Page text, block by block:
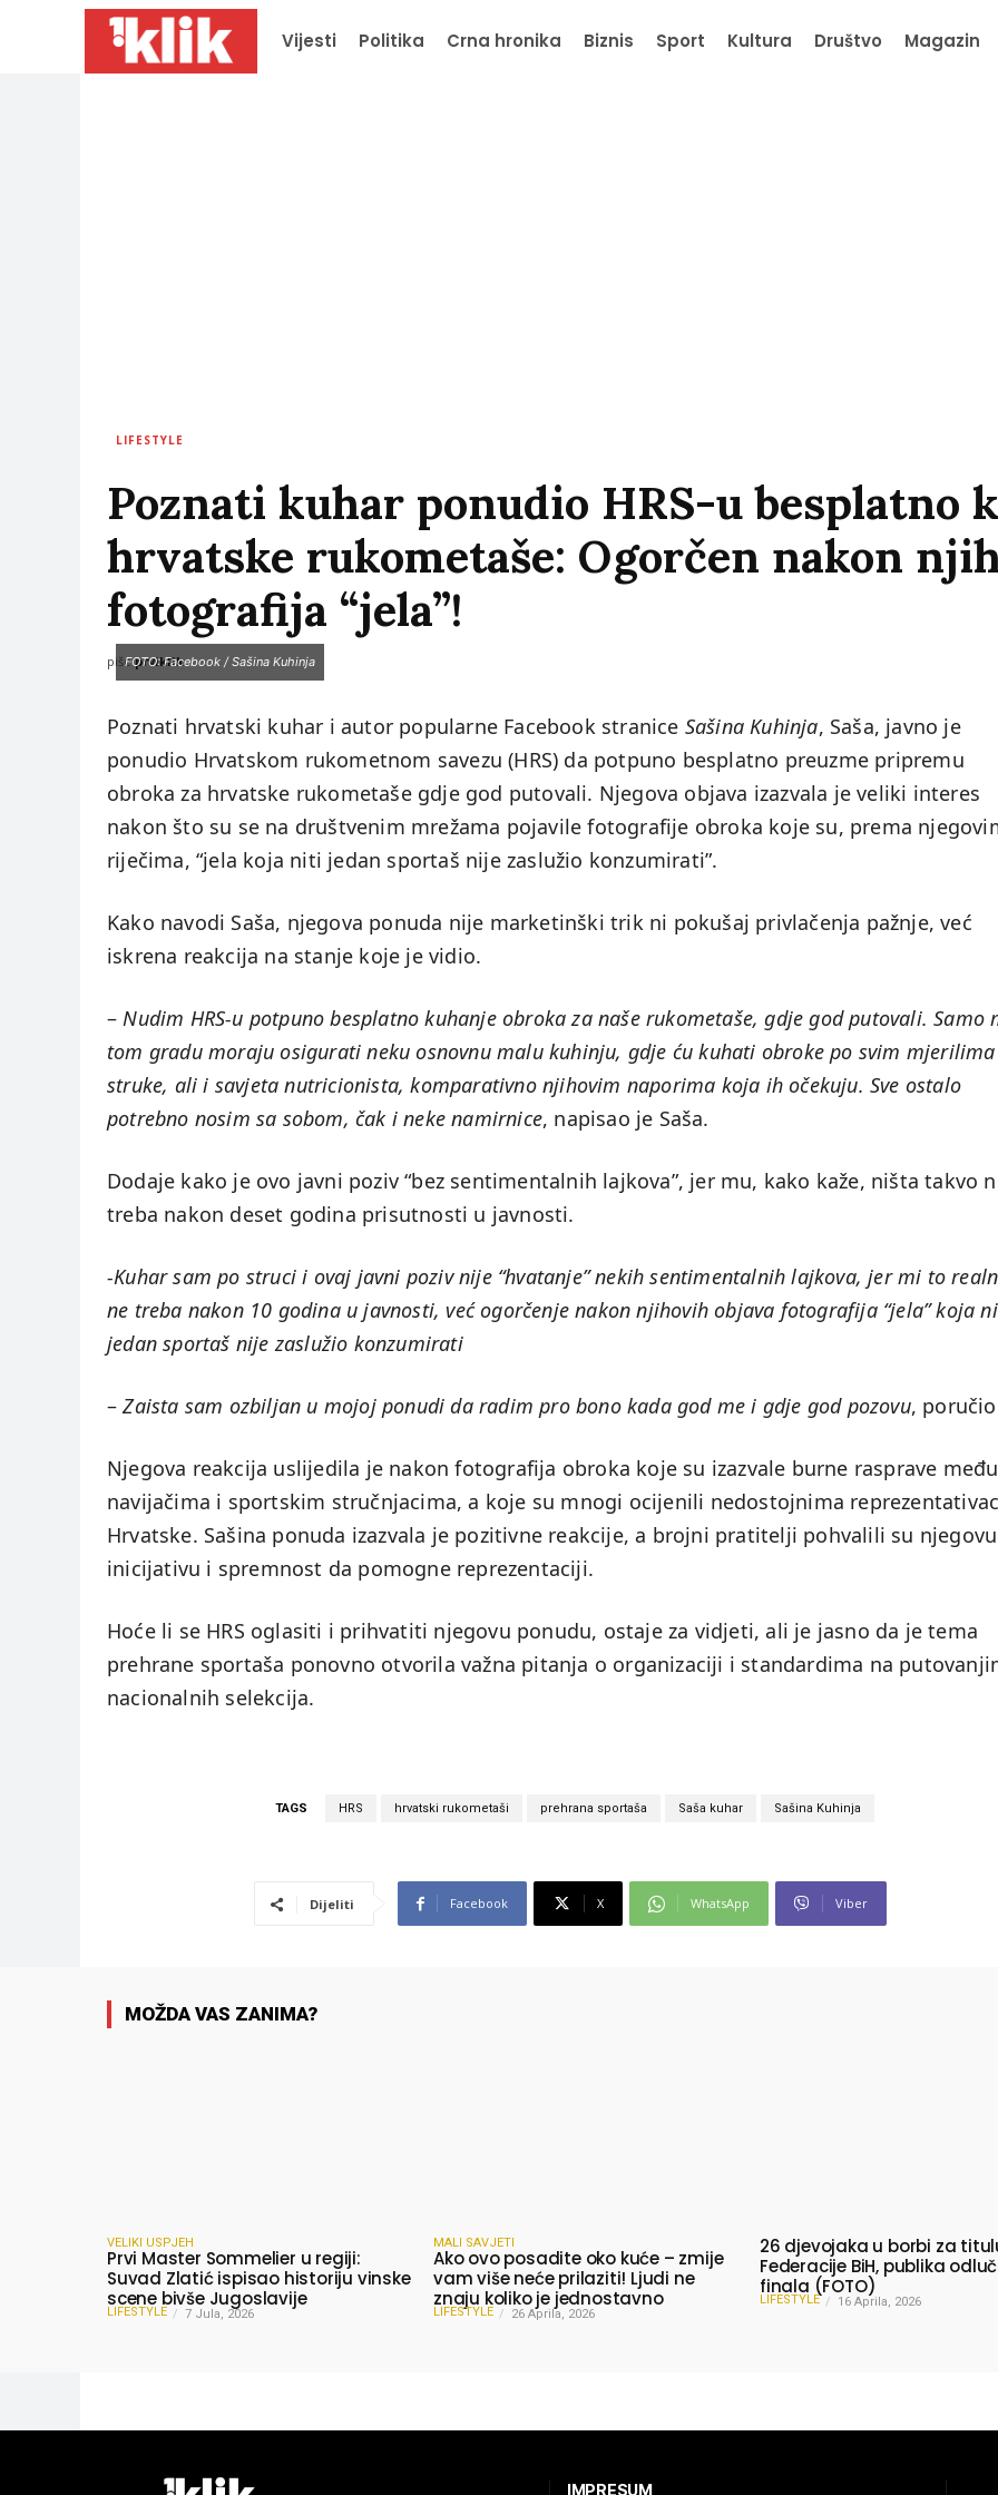
Vijesti Politika Crna hronika Biznis Sport Kultura Društvo Magazin
LIFESTYLE
Poznati kuhar ponudio HRS-u besplatno
hrvatske rukometaše: Ogorčen nakon
fotografija “jela”!
piše:prviklik
FOTO: Facebook / Sašina Kuhinja
Poznati hrvatski kuhar i autor popularne Facebook stranice Sašina Kuhinja, Saša, javno je
ponudio Hrvatskom rukometnom savezu (HRS) da potpuno besplatno preuzme pripremu
obroka za hrvatske rukometaše gdje god putovali. Njegova objava izazvala je veliki interes
nakon što su se na društvenim mrežama pojavile fotografije obroka koje su, prema
riječima, “jela koja niti jedan sportaš nije zaslužio konzumirati”.
Kako navodi Saša, njegova ponuda nije marketinški trik ni pokušaj privlačenja pažnje, već
iskrena reakcija na stanje koje je vidio.
–Nudim HRS-u potpuno besplatno kuhanje obroka za naše rukometaše, gdje god putovali. Samo
tom gradu moraju osigurati neku osnovnu malu kuhinju, gdje ću kuhati obroke po svim mjerilima
struke, ali i savjeta nutricionista, komparativno njihovim naporima koja ih očekuju. Sve ostalo
potrebno nosim sa sobom, čak i neke namirnice, napisao je Saša.
Dodaje kako je ovo javni poziv “bez sentimentalnih lajkova”, jer mu, kako kaže, ništa takvo
treba nakon deset godina prisutnosti u javnosti.
-Kuhar sam po struci i ovaj javni poziv nije “hvatanje” nekih sentimentalnih lajkova, jer mi to
ne treba nakon 10 godina u javnosti, već ogorčenje nakon njihovih objava fotografija “jela” koja
jedan sportaš nije zaslužio konzumirati
–Zaista sam ozbiljan u mojoj ponudi da radim pro bono kada god me i gdje god pozovu,
Njegova reakcija uslijedila je nakon fotografija obroka koje su izazvale burne rasprave među
navijačima i sportskim stručnjacima, a koje su mnogi ocijenili nedostojnima
Hrvatske. Sašina ponuda izazvala je pozitivne reakcije, a brojni pratitelji pohvalili su njegovu
inicijativu i spremnost da pomogne reprezentaciji.
Hoće li se HRS oglasiti i prihvatiti njegovu ponudu, ostaje za vidjeti, ali je jasno da je tema
prehrane sportaša ponovno otvorila važna pitanja o organizaciji i standardima na
nacionalnih selekcija.
TAGS HRS hrvatski rukometaši prehrana sportaša Saša kuhar Sašina Kuhinja
Dijeliti Facebook X WhatsApp Viber
MOŽDA VAS ZANIMA?
VELIKI USPJEH
Prvi Master Sommelier u regiji:
Suvad Zlatić ispisao historiju vinske
scene bivše Jugoslavije
LIFESTYLE 7 Jula, 2026
MALI SAVJETI
Ako ovo posadite oko kuće – zmije
vam više neće prilaziti! Ljudi ne
znaju koliko je jednostavno
LIFESTYLE 26 Aprila, 2026
26 djevojaka u borbi za
Federacije BiH, publika
finala (FOTO)
LIFESTYLE 16 Aprila, 2026
IMPRESUM